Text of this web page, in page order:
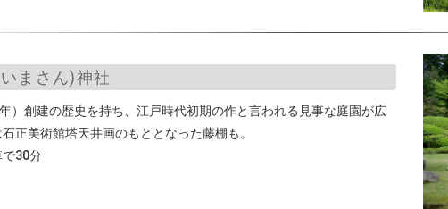
まさん)神社
）創建の歴史を持ち、江戸時代初期の作と言われる見事な庭園が広
正美術館塔天井画のもととなった藤棚も。
30分